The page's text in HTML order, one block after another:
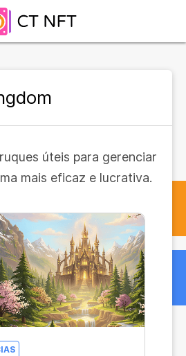
úteis para gerenciar
mais eficaz e lucrativa.